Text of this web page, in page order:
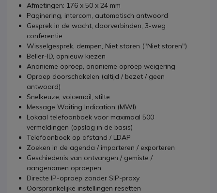
Afmetingen: 176 x 50 x 24 mm
Paginering, intercom, automatisch antwoord
Gesprek in de wacht, doorverbinden, 3-weg
conferentie
Wisselgesprek, dempen, Niet storen ("Niet storen")
Beller-ID, opnieuw kiezen
Anonieme oproep, anonieme oproep weigering
Oproep doorschakelen (altijd / bezet / geen
antwoord)
Snelkeuze, voicemail, stilte
Message Waiting Indication (MWI)
Lokaal telefoonboek voor maximaal 500
vermeldingen (opslag in de basis)
Telefoonboek op afstand / LDAP
Zoeken in de agenda / importeren / exporteren
Geschiedenis van ontvangen / gemiste /
aangenomen oproepen
Directe IP-oproep zonder SIP-proxy
Oorspronkelijke instellingen resetten